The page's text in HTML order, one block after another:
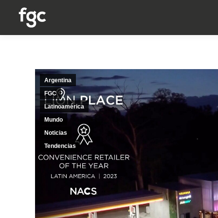
Argentina
FGC
Latinoamérica
Mundo
Noticias
Tendencias